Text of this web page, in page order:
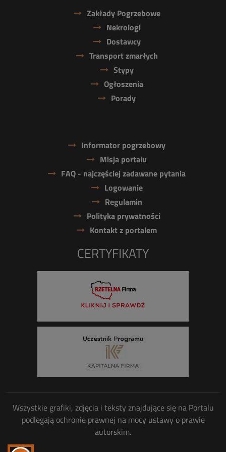
Zakłady Pogrzebowe
Nekrologi
Dostawcy
Transport zmarłych
Stypy
Ogłoszenia
Porady
Informator pogrzebowy
Misja portalu
FAQ - najczęściej zadawane pytania
Logowanie
Regulamin
Polityka prywatności
Kontakt z portalem
CERTYFIKATY
Wszystkie grafiki, zdjęcia i teksty znajdujące się na Portalu
podlegają ochronie prawnej na mocy ustawy o prawie
autorskim.